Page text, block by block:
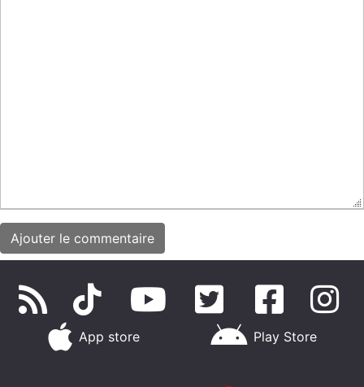
App store Play Store